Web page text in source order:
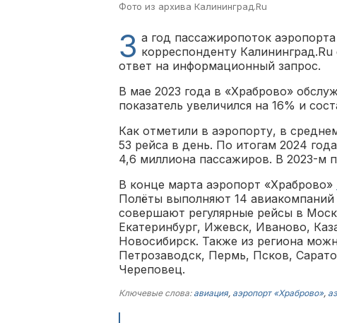
Фото из архива Калининград.Ru
З а год пассажиропоток
корреспонденту
ответ на информационный запрос.
В мае 2023 года в «Храброво»
показатель увеличился на 16% и
Как отметили в аэропорту, в
53 рейса в день. По итогам 2024
4,6 миллиона пассажиров. В 2023-м
В конце марта аэропорт «Храброво»
Полёты выполняют 14
совершают регулярные рейсы в
Екатеринбург, Ижевск, Иваново,
Новосибирск. Также из региона
Петрозаводск, Пермь, Псков,
Череповец.
Ключевые слова: авиация, аэропорт «Храброво»,